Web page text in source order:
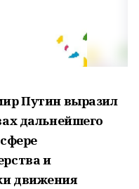
Путин выразил
дальнейшего
и
движения